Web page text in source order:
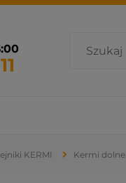
KERMI Kermi dolne